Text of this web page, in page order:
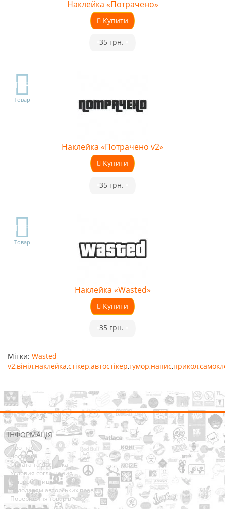
Наклейка «Потрачено»
Купити
35 грн.
TOP
Товар
Наклейка «Потрачено v2»
Купити
35 грн.
TOP
Товар
Наклейка «Wasted»
Купити
35 грн.
Мітки: Wasted
v2,вініл,наклейка,стікер,автостікер,гумор,напис,прикол,
ІНФОРМАЦІЯ
Про нас
Доставка
Оплата та Доставка
Условия соглашения
Співробітництво
Володарям авторських прав
Повернення товарів